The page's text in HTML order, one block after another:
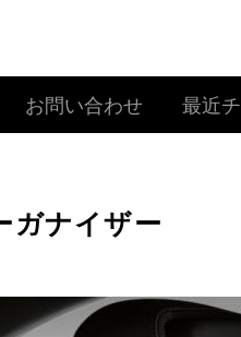
お問い合わせ 最近
ガナイザー